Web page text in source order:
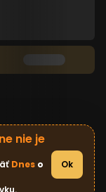
nie je
Dnes Ok